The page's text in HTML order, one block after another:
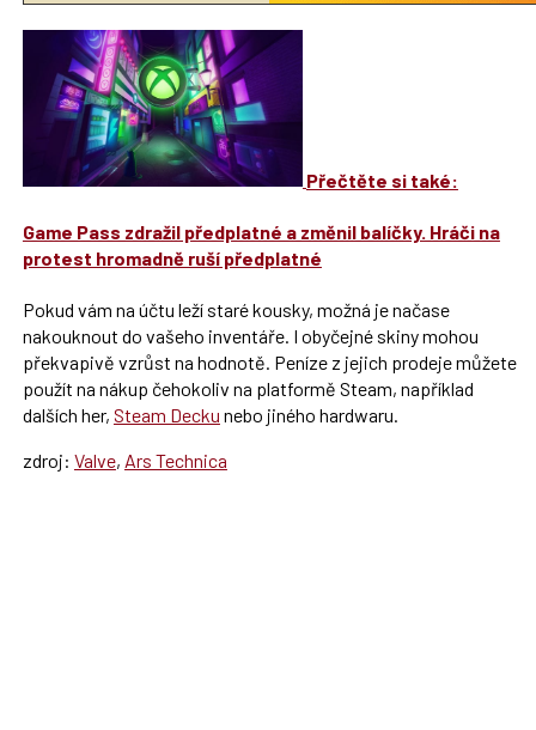
Přečtěte si také:
Game Pass zdražil předplatné a změnil balíčky. Hráči na
protest hromadně ruší předplatné
Pokud vám na účtu leží staré kousky, možná je načase
nakouknout do vašeho inventáře. I obyčejné skiny mohou
překvapivě vzrůst na hodnotě. Peníze z jejich prodeje můžete
použít na nákup čehokoliv na platformě Steam, například
dalších her, Steam Decku nebo jiného hardwaru.
zdroj: Valve, Ars Technica